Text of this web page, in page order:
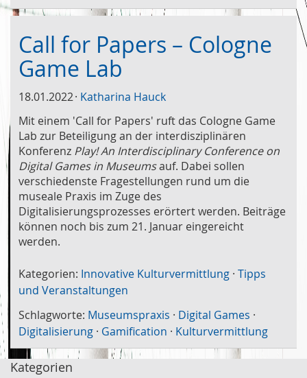
Call for Papers – Cologne
Game Lab
18.01.2022 Katharina Hauck
Mit einem 'Call for Papers' ruft das Cologne Game
Lab zur Beteiligung an der interdisziplinären
Konferenz Play! An Interdisciplinary Conference on
Digital Games in Museumsauf. Dabei sollen
verschiedenste Fragestellungen rund um die
museale Praxis im Zuge des
Digitalisierungsprozesses erörtert werden. Beiträge
können noch bis zum 21. Januar eingereicht
werden.
Kategorien: Innovative Kulturvermittlung · Tipps
und Veranstaltungen
Schlagworte: Museumspraxis · Digital Games ·
Digitalisierung · Gamification · Kulturvermittlung
Kategorien